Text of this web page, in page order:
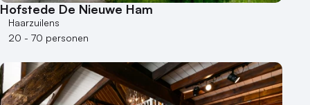
Hofstede De Nieuwe Ham
Haarzuilens
20 - 70 personen